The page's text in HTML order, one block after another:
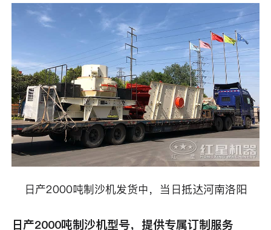
日产2000吨制沙机发货中，当日抵达河南洛阳
日产2000吨制沙机型号，提供专属订制服务